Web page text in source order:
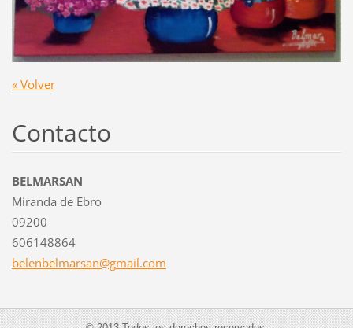
« Volver
Contacto
BELMARSAN
Miranda de Ebro
09200
606148864
belenbelmarsan@gmail.com